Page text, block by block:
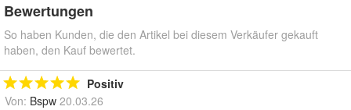
Bewertungen
So haben Kunden, die den Artikel bei diesem Verkäufer gekauft
haben, den Kauf bewertet.
Positiv
Von: Bspw 20.03.26